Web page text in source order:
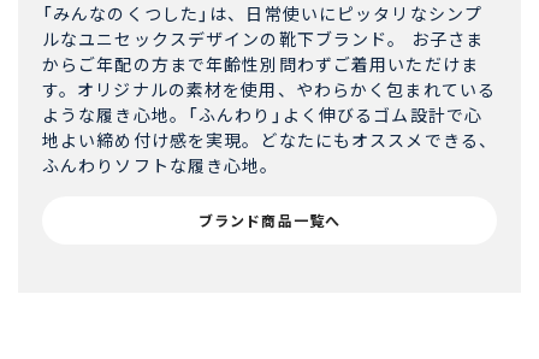
「みんなのくつした」は、日常使いにピッタリなシンプ
ルなユニセックスデザインの靴下ブランド。 お子さま
からご年配の方まで年齢性別問わずご着用いただけま
す。オリジナルの素材を使用、やわらかく包まれている
ような履き心地。「ふんわり」よく伸びるゴム設計で心
地よい締め付け感を実現。どなたにもオススメできる、
ふんわりソフトな履き心地。
ブランド商品一覧へ